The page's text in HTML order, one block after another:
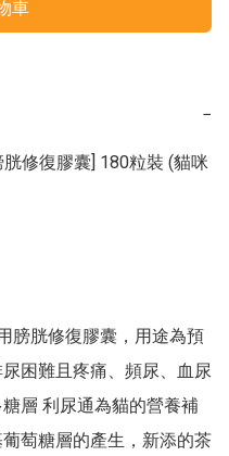
車
−
修復膠囊] 180粒裝 (貓咪
膀胱修復膠囊，用途為預
困難且疼痛、頻尿、血尿
層 利尿通為貓的營養補
萄糖層的產生，新添的茶